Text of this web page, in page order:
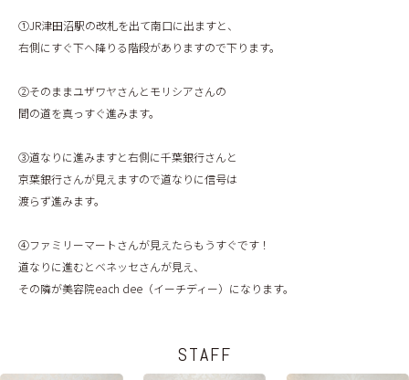
①JR津田沼駅の改札を出て南口に出ますと、
右側にすぐ下へ降りる階段がありますので下ります。
②そのままユザワヤさんとモリシアさんの
間の道を真っすぐ進みます。
③道なりに進みますと右側に千葉銀行さんと
京葉銀行さんが見えますので道なりに信号は
渡らず進みます。
④ファミリーマートさんが見えたらもうすぐです！
道なりに進むとベネッセさんが見え、
その隣が美容院each dee（イーチディー）になります。
STAFF